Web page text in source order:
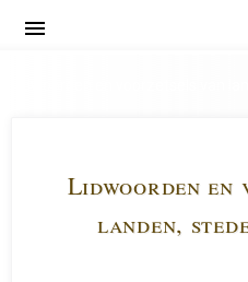
menu
Lidwoorden en
landen,